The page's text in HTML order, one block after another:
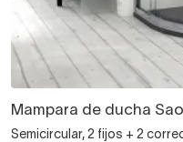
Mampara de ducha
Semicircular, 2 fijos + 2